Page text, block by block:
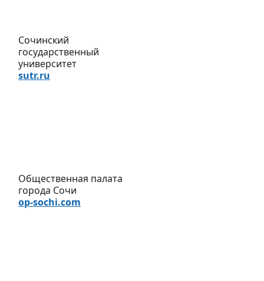
Сочинский
государственный
университет
sutr.ru
Общественная палата
города Сочи
op-sochi.com